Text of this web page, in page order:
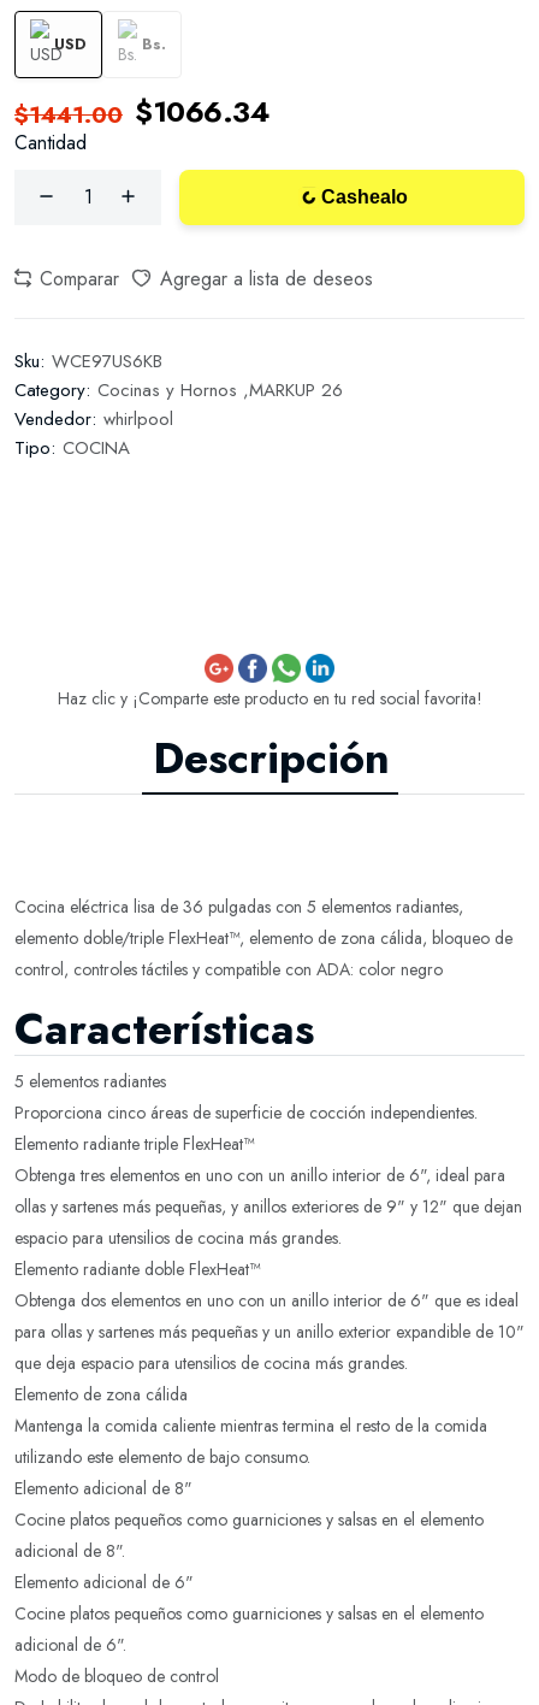
USD Bs.
$1441.00 $1066.34
Cantidad
Cashealo
Comparar Agregar a lista de deseos
Sku: WCE97US6KB
Category: Cocinas y Hornos ,MARKUP 26
Vendedor: whirlpool
Tipo: COCINA
Haz clic y ¡Comparte este producto en tu red social favorita!
Descripción
Cocina eléctrica lisa de 36 pulgadas con 5 elementos radiantes,
elemento doble/triple FlexHeat™, elemento de zona cálida, bloqueo de
control, controles táctiles y compatible con ADA: color negro
Características
5 elementos radiantes
Proporciona cinco áreas de superficie de cocción independientes.
Elemento radiante triple FlexHeat™
Obtenga tres elementos en uno con un anillo interior de 6", ideal para
ollas y sartenes más pequeñas, y anillos exteriores de 9" y 12" que dejan
espacio para utensilios de cocina más grandes.
Elemento radiante doble FlexHeat™
Obtenga dos elementos en uno con un anillo interior de 6" que es ideal
para ollas y sartenes más pequeñas y un anillo exterior expandible de 10"
que deja espacio para utensilios de cocina más grandes.
Elemento de zona cálida
Mantenga la comida caliente mientras termina el resto de la comida
utilizando este elemento de bajo consumo.
Elemento adicional de 8"
Cocine platos pequeños como guarniciones y salsas en el elemento
adicional de 8".
Elemento adicional de 6"
Cocine platos pequeños como guarniciones y salsas en el elemento
adicional de 6".
Modo de bloqueo de control